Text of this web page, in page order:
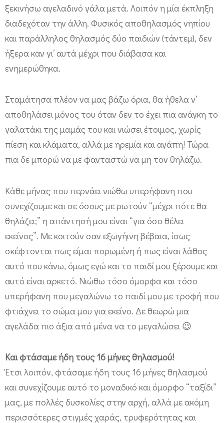
ξεκινήσω αγελαδινό γάλα μετά. Λοιπόν η μία έκπληξη
διαδεχόταν την άλλη. Φυσικός αποθηλασμός νηπίου
και παράλληλος θηλασμός δύο παιδιών (τάντεμ), δεν
ήξερα καν γι’ αυτά μέχρι που διάβασα και
ενημερώθηκα.
Σταμάτησα πλέον να μας βάζω όρια, θα ήθελα ν’
αποθηλάσει μόνος του όταν δεν το έχει πια ανάγκη το
γαλατάκι της μαμάς του και νιώσει έτοιμος, χωρίς
πίεση και κλάματα, αλλά με ηρεμία και αγάπη! Τώρα
πια δε μπορώ να με φανταστώ να μη τον θηλάζω.
Κάθε μήνας που περνάει νιώθω υπερήφανη που
συνεχίζουμε και σε όσους με ρωτούν “μέχρι πότε θα
θηλάζει;” η απάντησή μου είναι “για όσο θέλει
εκείνος”. Με κοιτούν σαν εξωγήινη βέβαια, ίσως
σκέφτονται πως είμαι πορωμένη ή πως είναι λάθος
αυτό που κάνω, όμως εγώ και το παιδί μου ξέρουμε και
αυτό είναι αρκετό. Νιώθω τόσο όμορφα και τόσο
υπερήφανη που μεγαλώνω το παιδί μου με τροφή που
φτιάχνει το σώμα μου για εκείνο. Δε θεωρώ μια
αγελάδα πιο άξια από μένα να το μεγαλώσει 😉
Και φτάσαμε ήδη τους 16 μήνες θηλασμού!
Έτσι λοιπόν, φτάσαμε ήδη τους 16 μήνες θηλασμού
και συνεχίζουμε αυτό το μοναδικό και όμορφο “ταξίδι”
μας, με πολλές δυσκολίες στην αρχή, αλλά με ακόμη
περισσότερες στιγμές χαράς, τρυφερότητας και